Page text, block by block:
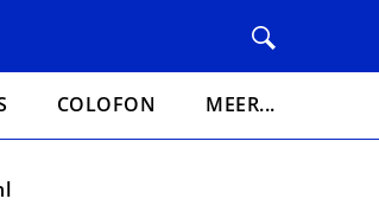
COLOFON MEER...